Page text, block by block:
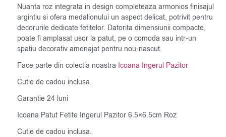
Nuanta roz integrata in design completeaza armonios finisajul
argintiu si ofera medalionului un aspect delicat, potrivit pentru
decorurile dedicate fetitelor. Datorita dimensiunii compacte,
poate fi amplasat usor la patut, pe o comoda sau intr-un
spatiu decorativ amenajat pentru nou-nascut.
Face parte din colectia noastra Icoana Ingerul Pazitor
Cutie de cadou inclusa.
Garantie 24 luni
Icoana Patut Fetite Ingerul Pazitor 6.5×6.5cm Roz
Cutie de cadou inclusa.